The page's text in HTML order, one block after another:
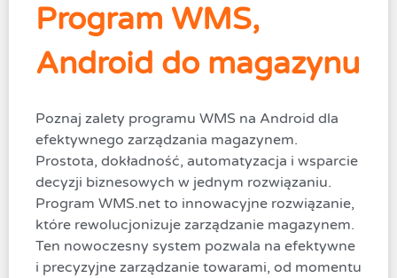
Program WMS,
Android do magazynu
Poznaj zalety programu WMS na Android dla
efektywnego zarządzania magazynem.
Prostota, dokładność, automatyzacja i wsparcie
decyzji biznesowych w jednym rozwiązaniu.
Program WMS.net to innowacyjne rozwiązanie,
które rewolucjonizuje zarządzanie magazynem.
Ten nowoczesny system pozwala na efektywne
i precyzyjne zarządzanie towarami, od momentu